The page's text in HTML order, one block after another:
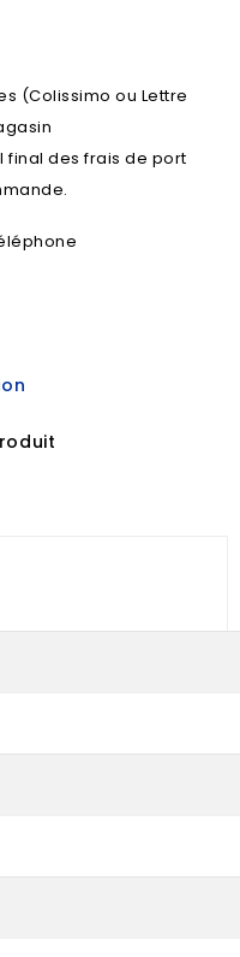
(Colissimo ou Lettre
final des frais de port